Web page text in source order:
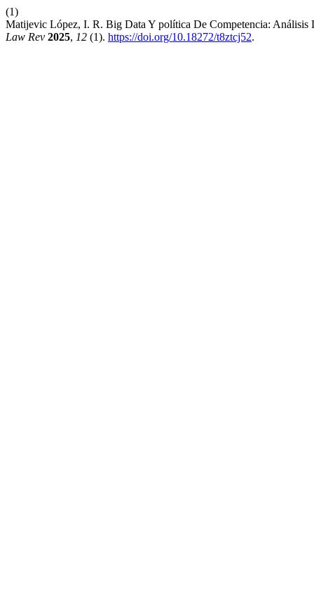
(1)
Matijevic López, I. R. Big Data Y política De Competencia:
Law Rev 2025, 12 (1). https://doi.org/10.18272/t8ztcj52.